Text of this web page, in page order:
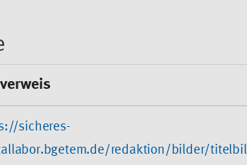
sicheres-
redaktion/bilder/